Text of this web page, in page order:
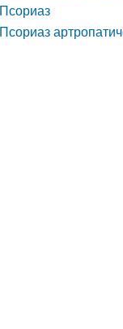
Псориаз
Псориаз